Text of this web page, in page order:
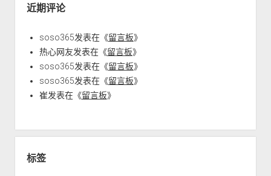
近期评论
soso365发表在《留言板》
热心网友发表在《留言板》
soso365发表在《留言板》
soso365发表在《留言板》
崔发表在《留言板》
标签